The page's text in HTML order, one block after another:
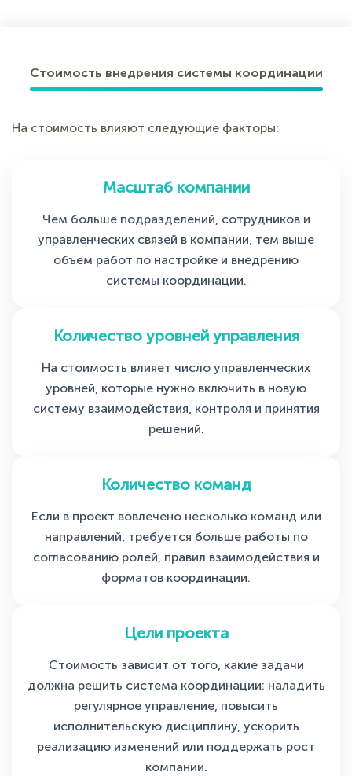
Стоимость внедрения системы координации
На стоимость влияют следующие факторы:
Масштаб компании
Чем больше подразделений, сотрудников и
управленческих связей в компании, тем выше
объем работ по настройке и внедрению
системы координации.
Количество уровней управления
На стоимость влияет число управленческих
уровней, которые нужно включить в новую
систему взаимодействия, контроля и принятия
решений.
Количество команд
Если в проект вовлечено несколько команд или
направлений, требуется больше работы по
согласованию ролей, правил взаимодействия и
форматов координации.
Цели проекта
Стоимость зависит от того, какие задачи
должна решить система координации: наладить
регулярное управление, повысить
исполнительскую дисциплину, ускорить
реализацию изменений или поддержать рост
компании.